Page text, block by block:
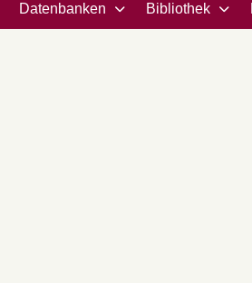
Datenbanken Bibliothek